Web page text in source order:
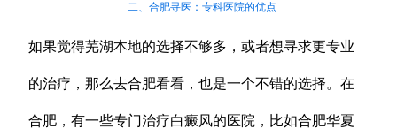
二、合肥寻医：专科医院的优点
如果觉得芜湖本地的选择不够多，或者想寻求更专业
的治疗，那么去合肥看看，也是一个不错的选择。在
合肥，有一些专门治疗白癜风的医院，比如合肥华夏